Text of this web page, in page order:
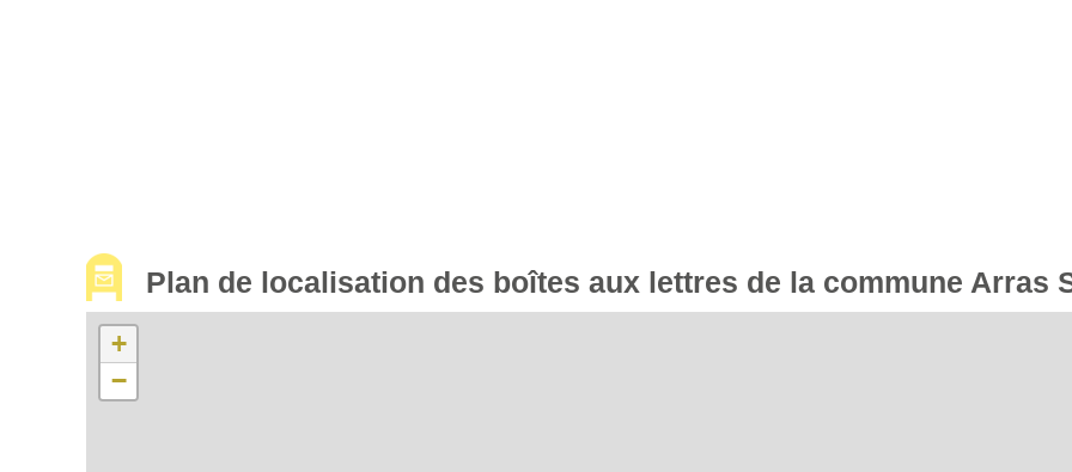
Plan de localisation des boîtes aux lettres de la commune Arras
+
−